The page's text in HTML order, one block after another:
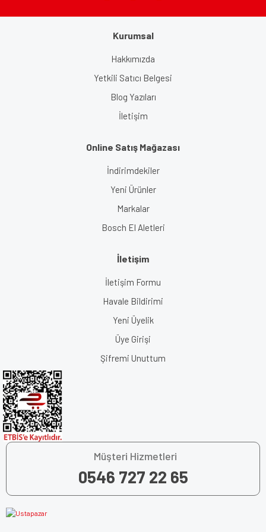
Kurumsal
Hakkımızda
Yetkili Satıcı Belgesi
Blog Yazıları
İletişim
Online Satış Mağazası
İndirimdekiler
Yeni Ürünler
Markalar
Bosch El Aletleri
İletişim
İletişim Formu
Havale Bildirimi
Yeni Üyelik
Üye Girişi
Şifremi Unuttum
Müşteri Hizmetleri
0546 727 22 65